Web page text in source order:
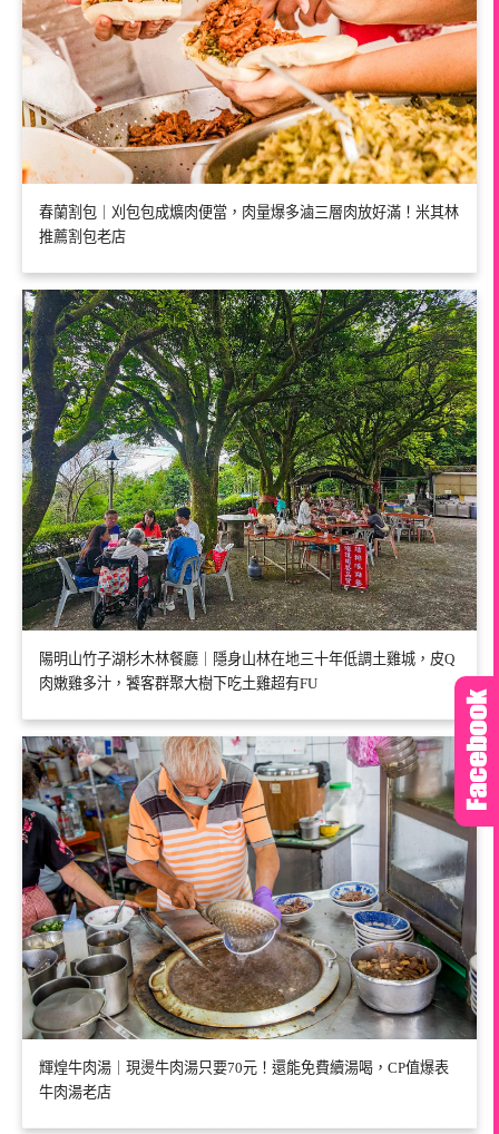
春蘭割包｜刈包包成爌肉便當，肉量爆多滷三層肉放好滿！米其林
推薦割包老店
陽明山竹子湖杉木林餐廳｜隱身山林在地三十年低調土雞城，皮Q
肉嫩雞多汁，饕客群聚大樹下吃土雞超有FU
輝煌牛肉湯｜現燙牛肉湯只要70元！還能免費續湯喝，CP值爆表
牛肉湯老店